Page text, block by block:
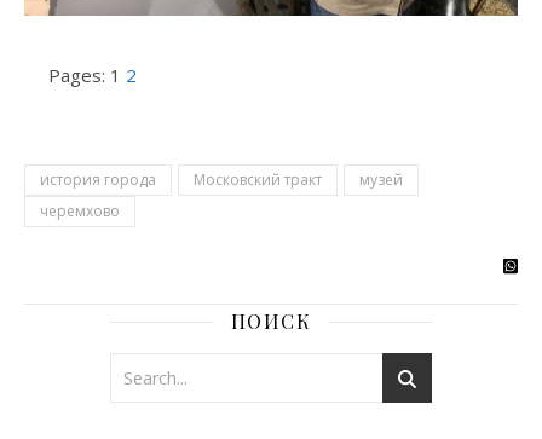
Pages: 1 2
история города Московский тракт
музей
черемхово
ПОИСК